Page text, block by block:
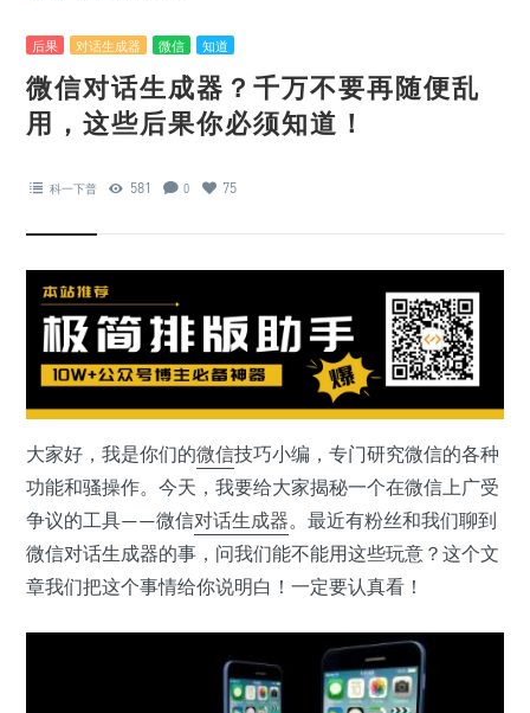
后果 对话生成器 微信 知道
微信对话生成器？千万不要再随便乱
用，这些后果你必须知道！
科一下普 581 0 75
大家好，我是你们的微信技巧小编，专门研究微信的各种
功能和骚操作。今天，我要给大家揭秘一个在微信上广受
争议的工具——微信对话生成器。最近有粉丝和我们聊到
微信对话生成器的事，问我们能不能用这些玩意？这个文
章我们把这个事情给你说明白！一定要认真看！